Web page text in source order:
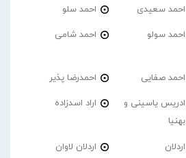
احمد سعیدی احمد سلو
احمد سولو احمد شامی
احمد صفایی احمدرضا پذیر
ادریس یاسینی و
بهنیا
اراد اسدزاده
اردلان اردلان لاوان